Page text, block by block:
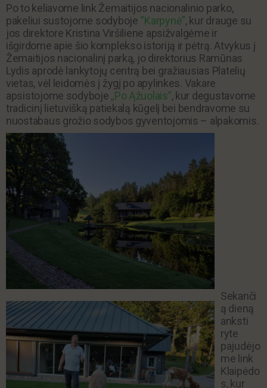
Po to keliavome link Žemaitijos nacionalinio parko,
pakeliui sustojome sodyboje “Karpynė”, kur drauge su
jos direktore Kristina Viršiliene apsižvalgėme ir
išgirdome apie šio komplekso istoriją ir pėtrą. Atvykus į
Žemaitijos nacionalinį parką, jo direktorius Ramūnas
Lydis aprodė lankytojų centrą bei gražiausias Platelių
vietas, vėl leidomės į žygį po apylinkes. Vakare
apsistojome sodyboje ,,Po Ąžuolais”, kur degustavome
tradicinį lietuvišką patiekalą kūgelį bei bendravome su
nuostabaus grožio sodybos gyventojomis – alpakomis.
Sekanči
ą dieną
anksti
ryte
pajudėjo
me link
Klaipėdo
s, kur